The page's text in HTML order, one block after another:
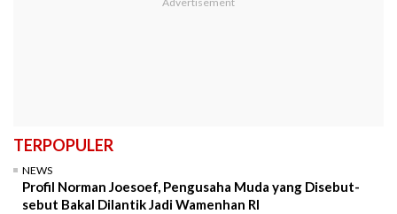
TERPOPULER
NEWS
Profil Norman Joesoef, Pengusaha Muda yang Disebut-
sebut Bakal Dilantik Jadi Wamenhan RI